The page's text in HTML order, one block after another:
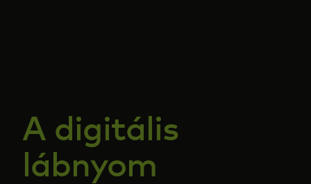
A világért
Innovátoroknak
A digitális
lábnyom